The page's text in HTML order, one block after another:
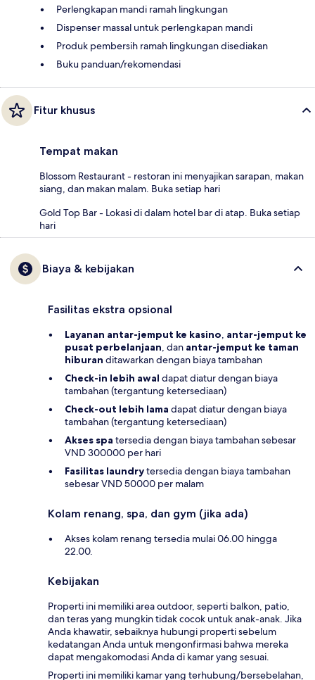
Perlengkapan mandi ramah lingkungan
Dispenser massal untuk perlengkapan mandi
Produk pembersih ramah lingkungan disediakan
Buku panduan/rekomendasi
Fitur khusus
Tempat makan
Blossom Restaurant - restoran ini menyajikan sarapan, makan
siang, dan makan malam. Buka setiap hari
Gold Top Bar - Lokasi di dalam hotel bar di atap. Buka setiap
hari
Biaya & kebijakan
Fasilitas ekstra opsional
Layanan antar-jemput ke kasino, antar-jemput ke
pusat perbelanjaan, dan antar-jemput ke taman
hiburan ditawarkan dengan biaya tambahan
Check-in lebih awal dapat diatur dengan biaya
tambahan (tergantung ketersediaan)
Check-out lebih lama dapat diatur dengan biaya
tambahan (tergantung ketersediaan)
Akses spa tersedia dengan biaya tambahan sebesar
VND 300000 per hari
Fasilitas laundrytersedia dengan biaya tambahan
sebesar VND 50000 per malam
Kolam renang, spa, dan gym (jika ada)
Akses kolam renang tersedia mulai 06.00 hingga
22.00.
Kebijakan
Properti ini memiliki area outdoor, seperti balkon, patio,
dan teras yang mungkin tidak cocok untuk anak-anak. Jika
Anda khawatir, sebaiknya hubungi properti sebelum
kedatangan Anda untuk mengonfirmasi bahwa mereka
dapat mengakomodasi Anda di kamar yang sesuai.
Properti ini memiliki kamar yang terhubung/bersebelahan,